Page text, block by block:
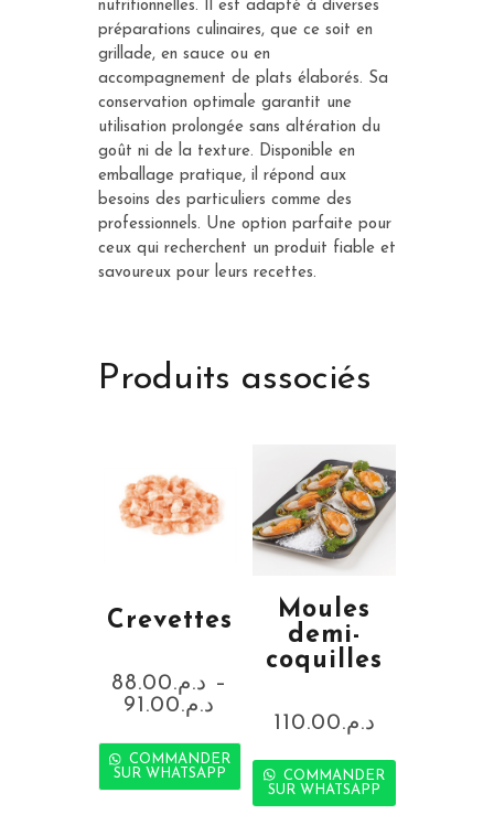
nutritionnelles. Il est adapté à diverses
préparations culinaires, que ce soit en
grillade, en sauce ou en
accompagnement de plats élaborés. Sa
conservation optimale garantit une
utilisation prolongée sans altération du
goût ni de la texture. Disponible en
emballage pratique, il répond aux
besoins des particuliers comme des
professionnels. Une option parfaite pour
ceux qui recherchent un produit fiable et
savoureux pour leurs recettes.
Produits associés
Crevettes
د.م.88.00
–
د.م.91.00
COMMANDER
SUR WHATSAPP
Moules
demi-
coquilles
د.م.110.00
COMMANDER
SUR WHATSAPP